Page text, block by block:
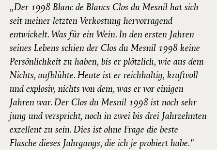
„Der 1998 Blanc de Blancs Clos du Mesnil hat sich
seit meiner letzten Verkostung hervorragend
entwickelt. Was für ein Wein. In den ersten Jahren
seines Lebens schien der Clos du Mesnil 1998 keine
Persönlichkeit zu haben, bis er plötzlich, wie aus dem
Nichts, aufblühte. Heute ist er reichhaltig, kraftvoll
und explosiv, nichts von dem, was er vor einigen
Jahren war. Der Clos du Mesnil 1998 ist noch sehr
jung und verspricht, noch in zwei bis drei Jahrzehnten
exzellent zu sein. Dies ist ohne Frage die beste
Flasche dieses Jahrgangs, die ich je probiert habe."